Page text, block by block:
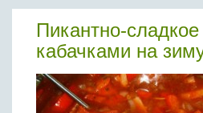
Пикантно-
кабачками на